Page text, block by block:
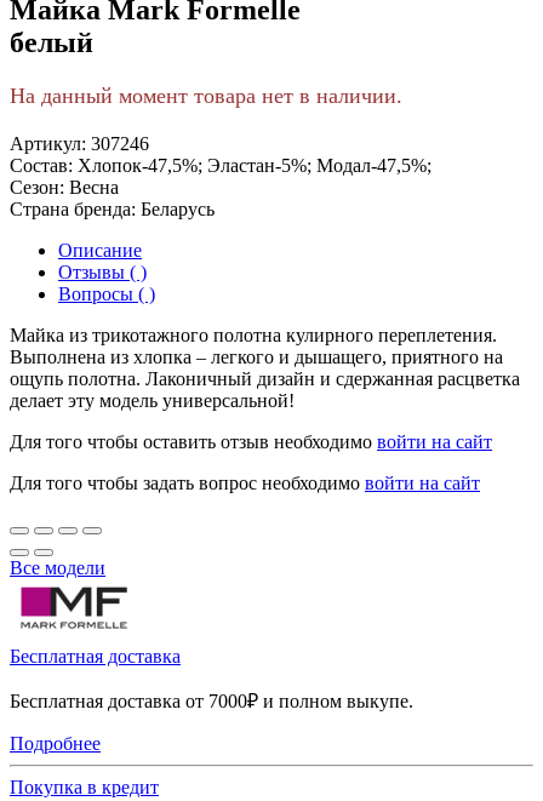
Майка Mark Formelle
белый
На данный момент товара нет в наличии.
Артикул: 307246
Состав: Хлопок-47,5%; Эластан-5%; Модал-47,5%;
Сезон: Весна
Страна бренда: Беларусь
Описание
Отзывы ( )
Вопросы ( )
Майка из трикотажного полотна кулирного переплетения.
Выполнена из хлопка – легкого и дышащего, приятного на
ощупь полотна. Лаконичный дизайн и сдержанная расцветка
делает эту модель универсальной!
Для того чтобы оставить отзыв необходимо войти на сайт
Для того чтобы задать вопрос необходимо войти на сайт
Все модели
Бесплатная доставка
Бесплатная доставка от 7000₽ и полном выкупе.
Подробнее
Покупка в кредит